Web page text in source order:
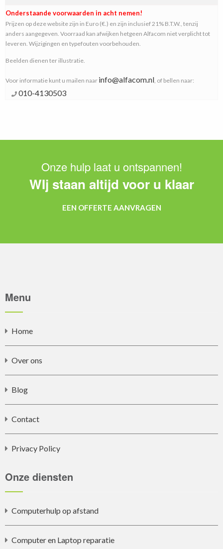
Onderstaande voorwaarden in acht nemen!
Prijzen op deze website zijn in Euro (€.) en zijn inclusief 21% B.T.W., tenzij
anders aangegeven. Voorraad kan afwijken hetgeen Alfacom niet verplicht tot
leveren. Wijzigingen en typefouten voorbehouden.
Beelden dienen ter illustratie.
Voor informatie kunt u mailen naar info@alfacom.nl, of bellen naar:
010-4130503
Onze hulp laat u ontspannen!
WIj staan altijd voor u klaar
EEN OFFERTE AANVRAGEN
Menu
Home
Over ons
Blog
Contact
Privacy Policy
Onze diensten
Computerhulp op afstand
Computer en Laptop reparatie